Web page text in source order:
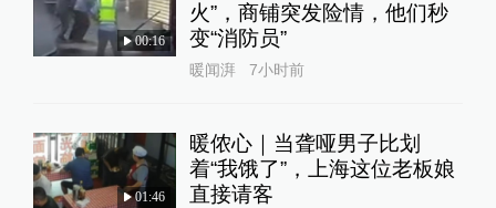
00:16
火”，商铺突发险情，他们秒
变“消防员”
暖闻湃 7小时前
01:46
暖侬心｜当聋哑男子比划
着“我饿了”，上海这位老板娘
直接请客